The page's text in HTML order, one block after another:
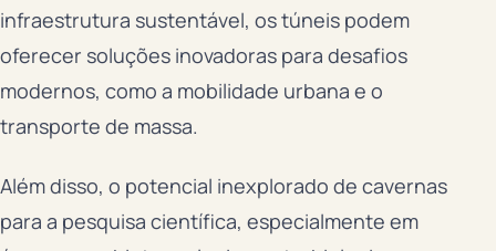
infraestrutura sustentável, os túneis podem
oferecer soluções inovadoras para desafios
modernos, como a mobilidade urbana e o
transporte de massa.
Além disso, o potencial inexplorado de cavernas
para a pesquisa científica, especialmente em